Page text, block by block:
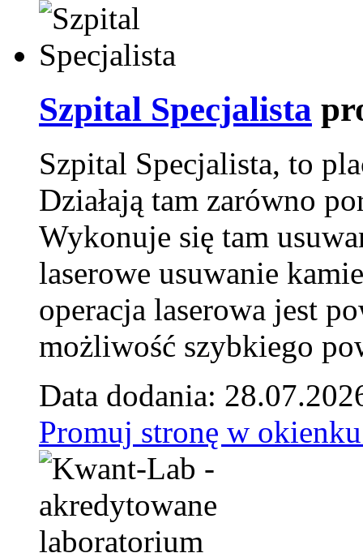
Szpital Specjalista
Szpital Specjalista, to
Działają tam zarówno
Wykonuje się tam
laserowe usuwanie
operacja laserowa jest
możliwość szybkiego
Data dodania:
Promuj stronę w